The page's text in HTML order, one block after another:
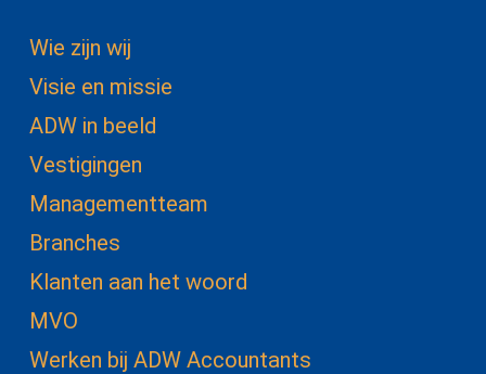
Wie zijn wij
Visie en missie
ADW in beeld
Vestigingen
Managementteam
Branches
Klanten aan het woord
MVO
Werken bij ADW Accountants